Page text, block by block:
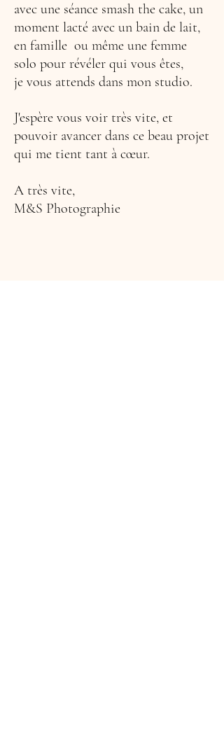
avec une séance smash the cake, un
moment lacté avec un bain de lait,
en famille ou même une femme
solo pour révéler qui vous êtes,
je vous attends dans mon studio.
J'espère vous voir très vite, et
pouvoir avancer dans ce beau projet
qui me tient tant à cœur.
A très vite,
M&S Photographie